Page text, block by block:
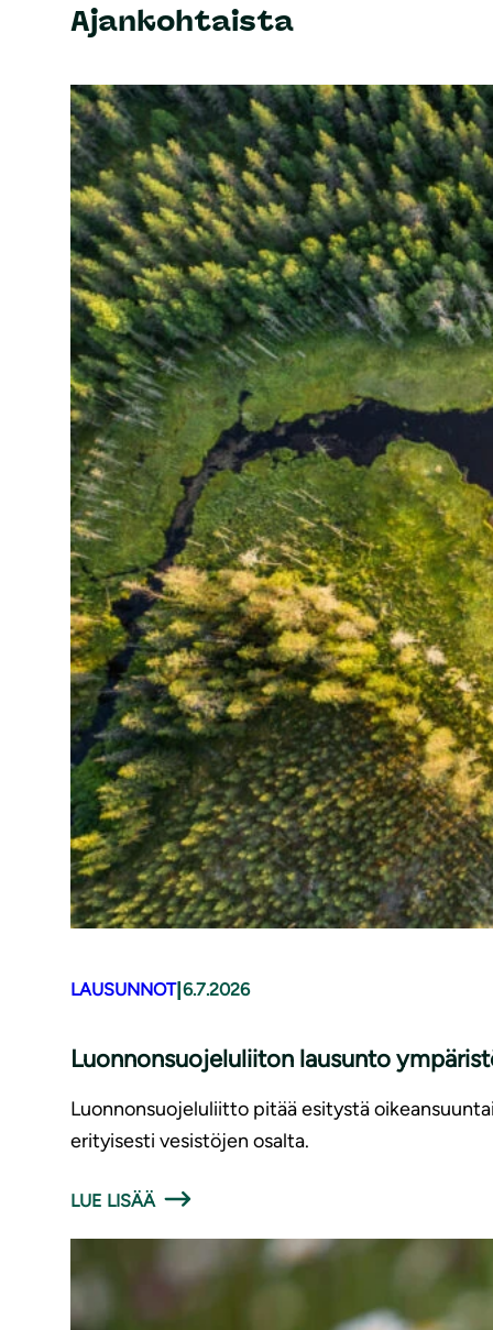
Ajankohtaista
LAUSUNNOT| 6.7.2026
Luonnonsuojeluliiton lausunto
Luonnonsuojeluliitto pitää esitystä
erityisesti vesistöjen osalta.
LUE LISÄÄ